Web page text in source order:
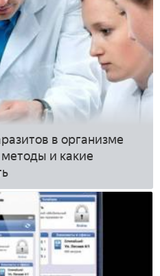
в организме
и какие